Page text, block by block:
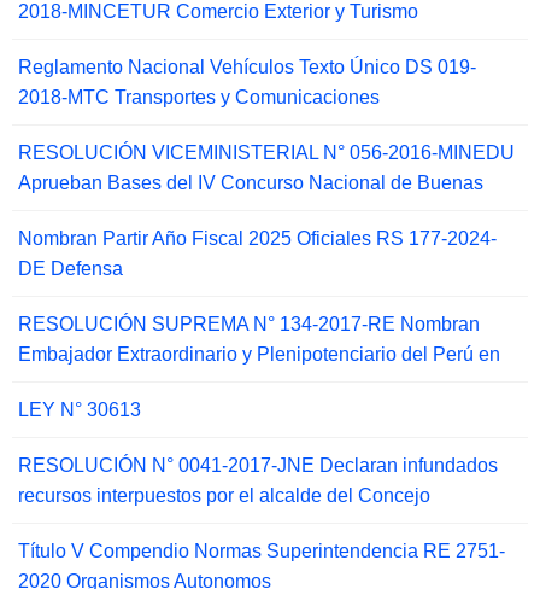
2018-MINCETUR Comercio Exterior y Turismo
Reglamento Nacional Vehículos Texto Único DS 019-
2018-MTC Transportes y Comunicaciones
RESOLUCIÓN VICEMINISTERIAL N° 056-2016-MINEDU
Aprueban Bases del IV Concurso Nacional de Buenas
Nombran Partir Año Fiscal 2025 Oficiales RS 177-2024-
DE Defensa
RESOLUCIÓN SUPREMA N° 134-2017-RE Nombran
Embajador Extraordinario y Plenipotenciario del Perú en
LEY N° 30613
RESOLUCIÓN N° 0041-2017-JNE Declaran infundados
recursos interpuestos por el alcalde del Concejo
Título V Compendio Normas Superintendencia RE 2751-
2020 Organismos Autonomos